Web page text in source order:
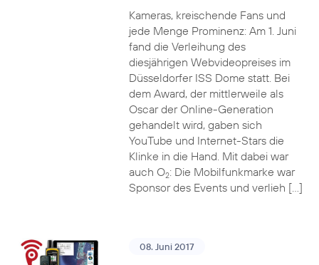
Kameras, kreischende Fans und
jede Menge Prominenz: Am 1. Juni
fand die Verleihung des
diesjährigen Webvideopreises im
Düsseldorfer ISS Dome statt. Bei
dem Award, der mittlerweile als
Oscar der Online-Generation
gehandelt wird, gaben sich
YouTube und Internet-Stars die
Klinke in die Hand. Mit dabei war
auch O2: Die Mobilfunkmarke war
Sponsor des Events und verlieh […]
08. Juni 2017